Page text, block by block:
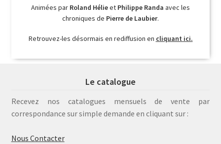
Animées par Roland Hélieet Philippe Randa avec les
chroniques de Pierre de Laubier.
Retrouvez-les désormais en rediffusion en cliquant ici.
Le catalogue
Recevez nos catalogues mensuels de vente par
correspondance sur simple demande en cliquant sur :
Nous Contacter